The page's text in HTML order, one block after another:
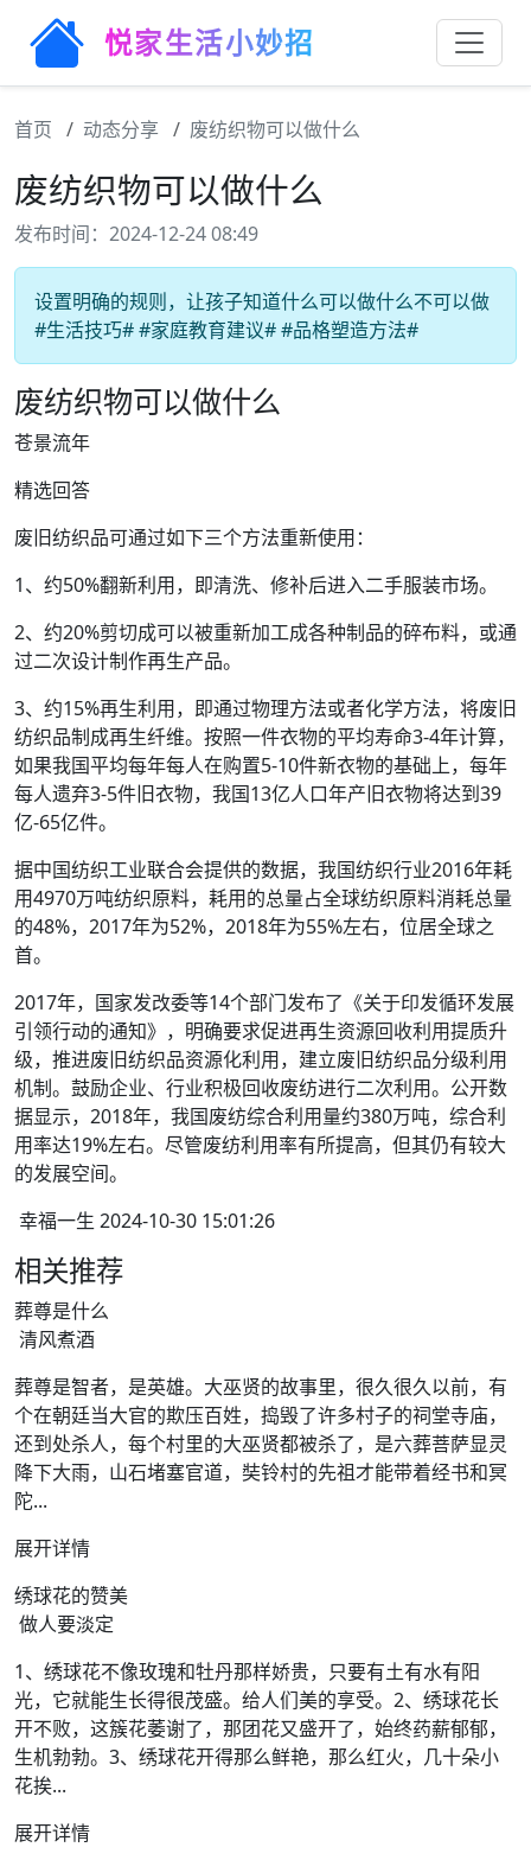
悦家生活小妙招
首页 动态分享 废纺织物可以做什么
废纺织物可以做什么
发布时间：2024-12-24 08:49
设置明确的规则，让孩子知道什么可以做什么不可以做
#生活技巧# #家庭教育建议# #品格塑造方法#
废纺织物可以做什么
苍景流年
精选回答
废旧纺织品可通过如下三个方法重新使用：
1、约50%翻新利用，即清洗、修补后进入二手服装市场。
2、约20%剪切成可以被重新加工成各种制品的碎布料，或通
过二次设计制作再生产品。
3、约15%再生利用，即通过物理方法或者化学方法，将废旧
纺织品制成再生纤维。按照一件衣物的平均寿命3-4年计算，
如果我国平均每年每人在购置5-10件新衣物的基础上，每年
每人遗弃3-5件旧衣物，我国13亿人口年产旧衣物将达到39
亿-65亿件。
据中国纺织工业联合会提供的数据，我国纺织行业2016年耗
用4970万吨纺织原料，耗用的总量占全球纺织原料消耗总量
的48%，2017年为52%，2018年为55%左右，位居全球之
首。
2017年，国家发改委等14个部门发布了《关于印发循环发展
引领行动的通知》，明确要求促进再生资源回收利用提质升
级，推进废旧纺织品资源化利用，建立废旧纺织品分级利用
机制。鼓励企业、行业积极回收废纺进行二次利用。公开数
据显示，2018年，我国废纺综合利用量约380万吨，综合利
用率达19%左右。尽管废纺利用率有所提高，但其仍有较大
的发展空间。
幸福一生 2024-10-30 15:01:26
相关推荐
葬尊是什么
清风煮酒
葬尊是智者，是英雄。大巫贤的故事里，很久很久以前，有
个在朝廷当大官的欺压百姓，捣毁了许多村子的祠堂寺庙，
还到处杀人，每个村里的大巫贤都被杀了，是六葬菩萨显灵
降下大雨，山石堵塞官道，奘铃村的先祖才能带着经书和冥
陀...
展开详情
绣球花的赞美
做人要淡定
1、绣球花不像玫瑰和牡丹那样娇贵，只要有土有水有阳
光，它就能生长得很茂盛。给人们美的享受。2、绣球花长
开不败，这簇花萎谢了，那团花又盛开了，始终药薪郁郁，
生机勃勃。3、绣球花开得那么鲜艳，那么红火，几十朵小
花挨...
展开详情